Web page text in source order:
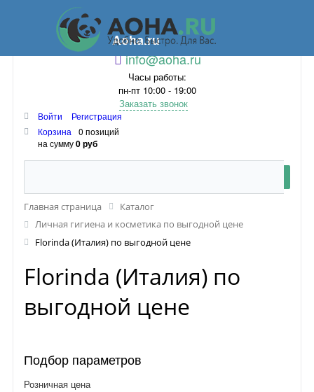
Aoha.ru
info@aoha.ru
Часы работы:
пн-пт 10:00 - 19:00
Заказать звонок
Войти
Регистрация
Корзина
0 позиций
на сумму0 руб
Главная страница
Каталог
Личная гигиена и косметика по выгодной цене
Florinda (Италия) по выгодной цене
Florinda (Италия) по
выгодной цене
Подбор параметров
Розничная цена